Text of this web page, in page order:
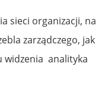
sieci organizacji, na
zarządczego, jak
widzenia analityka